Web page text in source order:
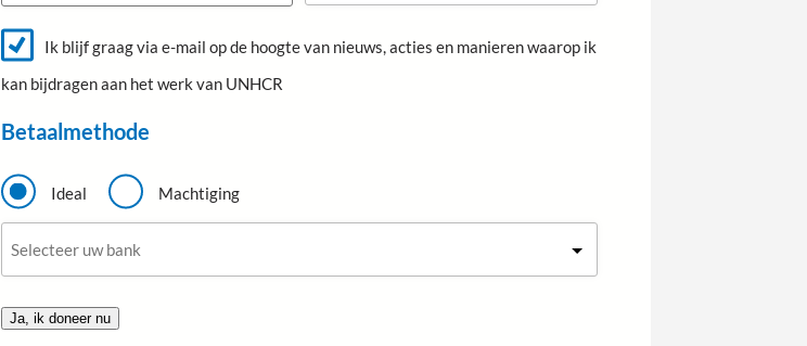
r
a
a
m
s
e
v
t
e
N
e
u
s
b
i
e
f
Ik blijf graag via e-mail op de hoogte van nieuws, acties en manieren waarop ik
kan bijdragen aan het werk van UNHCR
Betaalmethode
B
e
a
l
e
t
Ideal Machtiging
B
n
o
p